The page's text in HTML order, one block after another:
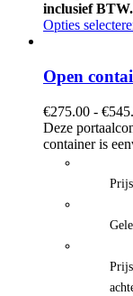
inclusief BTW.
Opties
Open
€275.00 - €
Deze
container is